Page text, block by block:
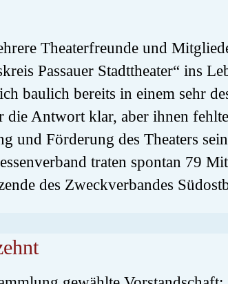
Theaterfreunde und
Passauer Stadttheater“ ins
baulich bereits in einem sehr
die Antwort klar, aber ihnen
und Förderung des Theaters
traten spontan 79
des Zweckverbandes